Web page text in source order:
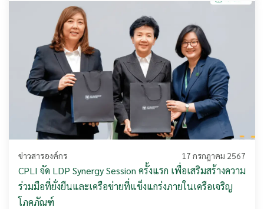
ข่าวสารองค์กร 17 กรกฎาคม 2567
CPLI จัด LDP Synergy Session ครั้งแรก เพื่อเสริมสร้างความ
ร่วมมือที่ยั่งยืนและเครือข่ายที่แข็งแกร่งภายในเครือเจริญ
โภคภัณฑ์